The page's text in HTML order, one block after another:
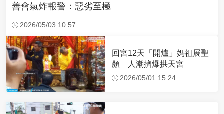
善會氣炸報警：惡劣至極
2026/05/03 10:57
回宮12天「開爐」媽祖展聖
顏 人潮擠爆拱天宮
2026/05/01 15:24